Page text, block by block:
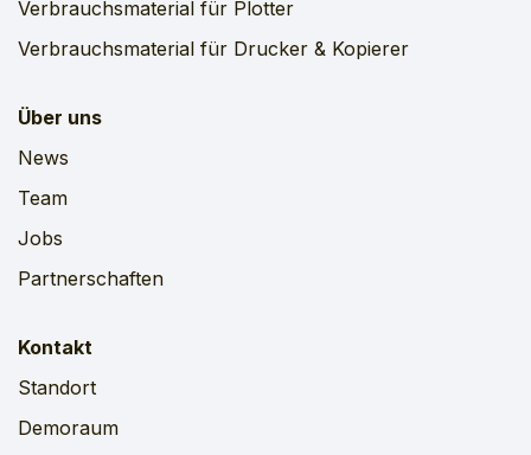
Verbrauchsmaterial für Plotter
Verbrauchsmaterial für Drucker & Kopierer
Über uns
News
Team
Jobs
Partnerschaften
Kontakt
Standort
Demoraum